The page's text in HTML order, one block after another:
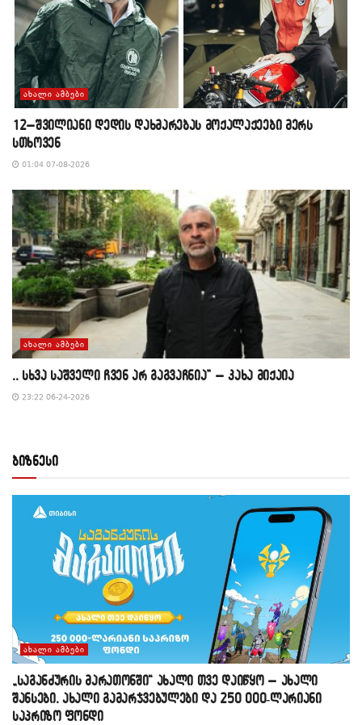
ᲐᲮᲐᲚᲘ ᲐᲛᲑᲔᲑᲘ
12–შვილიანი დედის დახმარებას მოქალაქეები მერს
სთხოვენ
01:04 07-08-2026
ᲐᲮᲐᲚᲘ ᲐᲛᲑᲔᲑᲘ
,, სხვა საშველი ჩვენ არ გაგვაჩნია” – კახა მიქაია
23:22 06-24-2026
ბიზნესი
ᲐᲮᲐᲚᲘ ᲐᲛᲑᲔᲑᲘ
„საგანძურის მარათონში“ ახალი თვე დაიწყო – ახალი
შანსები, ახალი გამარჯვებულები და 250 000-ლარიანი
საპრიზო ფონდი